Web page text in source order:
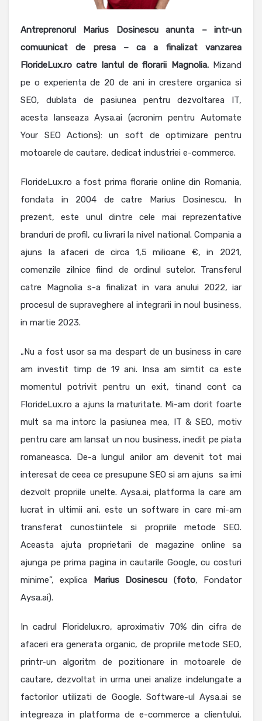
Antreprenorul Marius Dosinescu anunta – intr-un
comuunicat de presa – ca a finalizat vanzarea
FlorideLux.ro catre lantul de florarii Magnolia.Mizand
pe o experienta de 20 de ani in crestere organica si
SEO, dublata de pasiunea pentru dezvoltarea IT,
acesta lanseaza Aysa.ai (acronim pentru Automate
Your SEO Actions): un soft de optimizare pentru
motoarele de cautare, dedicat industriei e-commerce.
FlorideLux.ro a fost prima florarie online din Romania,
fondata in 2004 de catre Marius Dosinescu. In
prezent, este unul dintre cele mai reprezentative
branduri de profil, cu livrari la nivel national. Compania a
ajuns la afaceri de circa 1,5 milioane €, in 2021,
comenzile zilnice fiind de ordinul sutelor. Transferul
catre Magnolia s-a finalizat in vara anului 2022, iar
procesul de supraveghere al integrarii in noul business,
in martie 2023.
„Nu a fost usor sa ma despart de un business in care
am investit timp de 19 ani. Insa am simtit ca este
momentul potrivit pentru un exit, tinand cont ca
FlorideLux.ro a ajuns la maturitate. Mi-am dorit foarte
mult sa ma intorc la pasiunea mea, IT & SEO, motiv
pentru care am lansat un nou business, inedit pe piata
romaneasca. De-a lungul anilor am devenit tot mai
interesat de ceea ce presupune SEO si am ajuns sa imi
dezvolt propriile unelte. Aysa.ai, platforma la care am
lucrat in ultimii ani, este un software in care mi-am
transferat cunostiintele si propriile metode SEO.
Aceasta ajuta proprietarii de magazine online sa
ajunga pe prima pagina in cautarile Google, cu costuri
minime”, explica Marius Dosinescu (foto, Fondator
Aysa.ai).
In cadrul Floridelux.ro, aproximativ 70% din cifra de
afaceri era generata organic, de propriile metode SEO,
printr-un algoritm de pozitionare in motoarele de
cautare, dezvoltat in urma unei analize indelungate a
factorilor utilizati de Google. Software-ul Aysa.ai se
integreaza in platforma de e-commerce a clientului,